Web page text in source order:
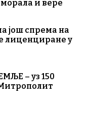
и вере
још спрема на
лиценциране у
– уз 150